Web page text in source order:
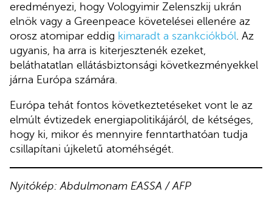
eredményezi, hogy Vologyimir Zelenszkij ukrán
elnök vagy a Greenpeace követelései ellenére az
orosz atomipar eddig kimaradt a szankciókból. Az
ugyanis, ha arra is kiterjesztenék ezeket,
beláthatatlan ellátásbiztonsági következményekkel
járna Európa számára.
Európa tehát fontos következtetéseket vont le az
elmúlt évtizedek energiapolitikájáról, de kétséges,
hogy ki, mikor és mennyire fenntarthatóan tudja
csillapítani újkeletű atoméhségét.
Nyitókép: Abdulmonam EASSA / AFP